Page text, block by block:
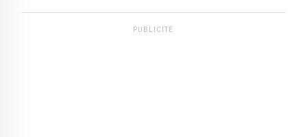
PUBLICITÉ